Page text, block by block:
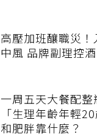
高壓加班釀職災
中風 品牌副理控
一周五天大餐配整
「生理年齡年輕
和肥胖靠什麼？